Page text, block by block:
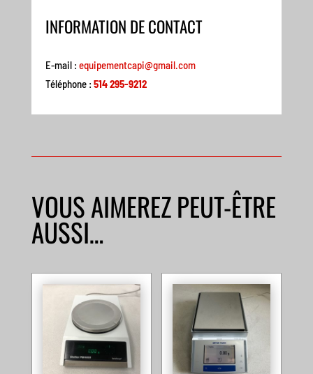
INFORMATION DE CONTACT
E-mail : equipementcapi@gmail.com
Téléphone : 514 295-9212
VOUS AIMEREZ PEUT-ÊTRE
AUSSI…